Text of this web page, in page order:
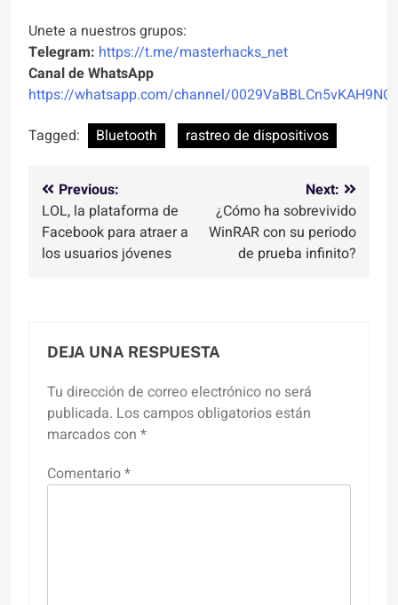
Unete a nuestros grupos:
Telegram: https://t.me/masterhacks_net
Canal de WhatsApp
https://whatsapp.com/channel/
Tagged:
Bluetooth rastreo de dispositivos
Navegación
de
entradas
Previous:
LOL, la plataforma de
Facebook para atraer a
los usuarios jóvenes
Next:
¿Cómo ha sobrevivido
WinRAR con su periodo
de prueba infinito?
DEJA UNA RESPUESTA
Tu dirección de correo electrónico no será
publicada. Los campos obligatorios están
marcados con *
Comentario*